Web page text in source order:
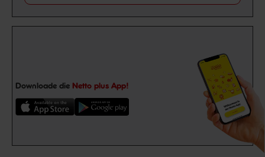
Downloade die Netto plus App!